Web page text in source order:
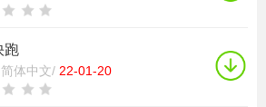
跑
简体中文/ 22-01-20